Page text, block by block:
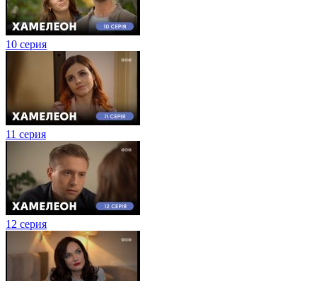
10 серия
11 серия
12 серия